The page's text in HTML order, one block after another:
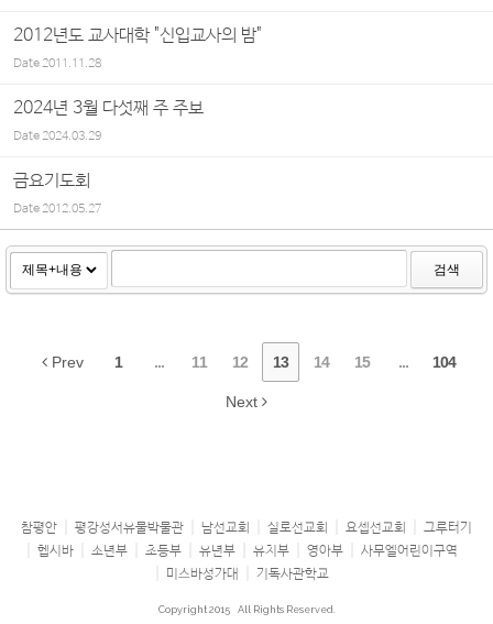
2012년도 교사대학 "신입교사의 밤"
Date2011.11.28
2024년 3월 다섯째 주 주보
Date2024.03.29
금요기도회
Date2012.05.27
검색
Prev 1 ... 11 12 13 14 15 ... 104
Next
참평안 평강성서유물박물관 남선교회 실로선교회 요셉선교회
그루터기
헵시바
소년부 초등부 유년부 유치부 영아부
사무엘어린이구역
미스바성가대
기독사관학교
Copyright 2015 All Rights Reserved.